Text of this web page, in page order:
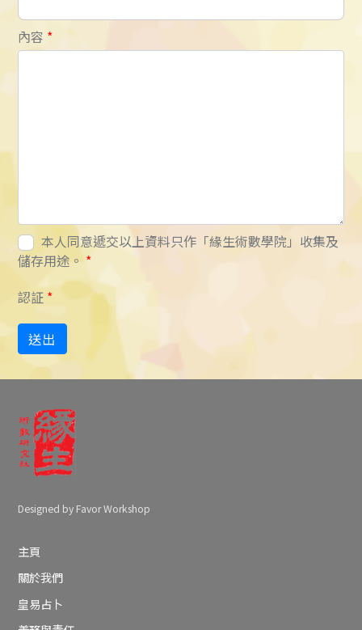
內容 *
本人同意遞交以上資料只作「緣生術數學院」收集及
儲存用途。 *
認証 *
送出
Designed by Favor Workshop
主頁
關於我們
皇易占卜